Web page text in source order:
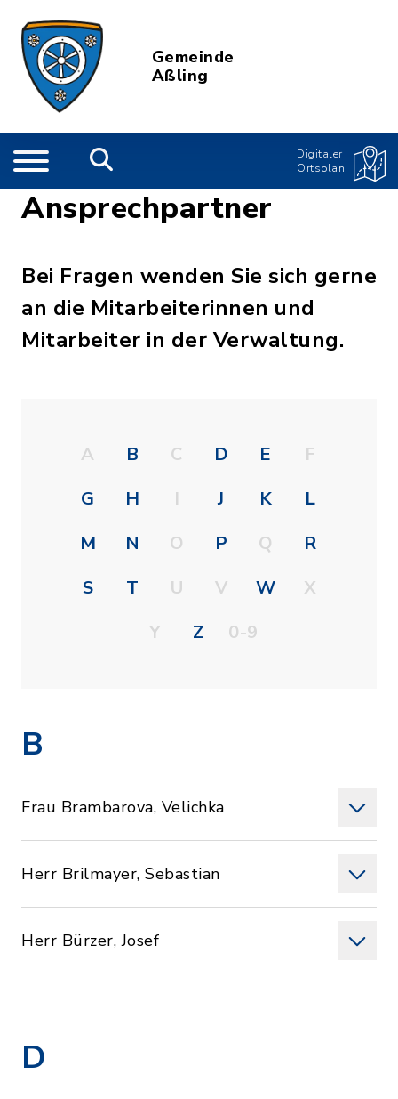
Gemeinde
Aßling
Digitaler
Ortsplan
Ansprechpartner
Bei Fragen wenden Sie sich gerne
an die Mitarbeiterinnen und
Mitarbeiter in der Verwaltung.
A B C D E
F
G
H I J K
L
M
N O P Q
R
S
T U V W
X
Y
Z 0-9
B
Frau Brambarova, Velichka
Herr Brilmayer, Sebastian
Herr Bürzer, Josef
D